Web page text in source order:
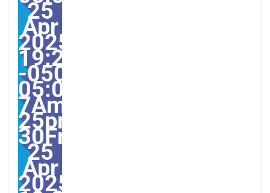
25
Apr
2025
19:23:00
-0500-
05:00-
7America/
25pm30pm-
30Fri,
25
Apr
2025